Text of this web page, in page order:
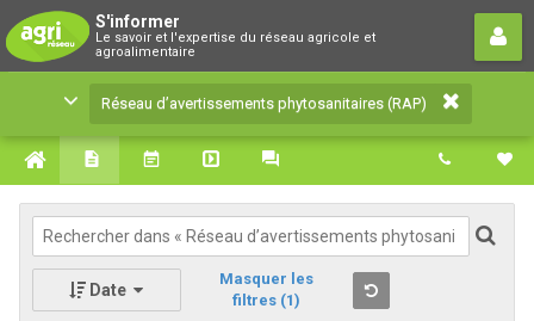
S'informer
Le savoir et l'expertise du réseau agricole et
agroalimentaire
Réseau d’avertissements
phytosanitaires (RAP)
Le savoir et l'expertise du réseau agricole et
agroalimentaire
Réseau d’avertissements phytosanitaires (RAP)
Date
Masquer les
filtres (1)